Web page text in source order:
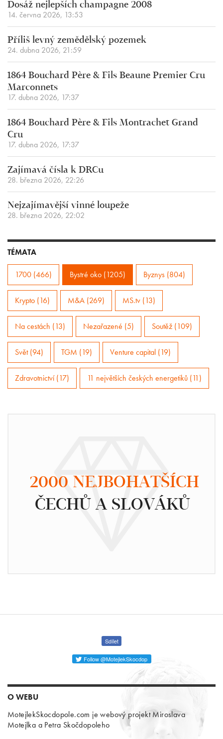
Dosáž nejlepších champagne 2008
14. června 2026, 13:53
Příliš levný zemědělský pozemek
24. dubna 2026, 21:59
1864 Bouchard Père & Fils Beaune Premier Cru
Marconnets
17. dubna 2026, 17:37
1864 Bouchard Père & Fils Montrachet Grand
Cru
17. dubna 2026, 17:37
Zajímavá čísla k DRCu
28. března 2026, 22:26
Nejzajímavější vinné loupeže
28. března 2026, 22:02
TÉMATA
1700 (466) Bystré oko (1205) Byznys (804)
Krypto (16) M&A (269) MS.tv (13)
Na cestách (13) Nezařazené (5) Soutěž (109)
Svět (94) TGM (19) Venture capital (19)
Zdravotnictví (17) 11 největších českých energetiků (11)
2000 NEJBOHATŠÍCH
ČECHŮ A SLOVÁKŮ
Sdílet
Follow @MotejlekSkocdop
O WEBU
MotejlekSkocdopole.com je webový projekt Miroslava
Motejlka a Petra Skočdopoleho